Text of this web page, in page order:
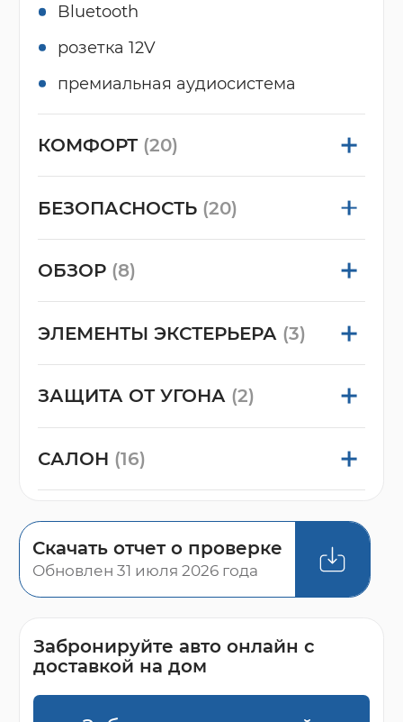
Bluetooth
розетка 12V
премиальная аудиосистема
КОМФОРТ (20)
БЕЗОПАСНОСТЬ (20)
ОБЗОР (8)
ЭЛЕМЕНТЫ ЭКСТЕРЬЕРА (3)
ЗАЩИТА ОТ УГОНА (2)
САЛОН (16)
Скачать отчет о проверке
Обновлен 31 июля 2026 года
Забронируйте авто онлайн с
доставкой на дом